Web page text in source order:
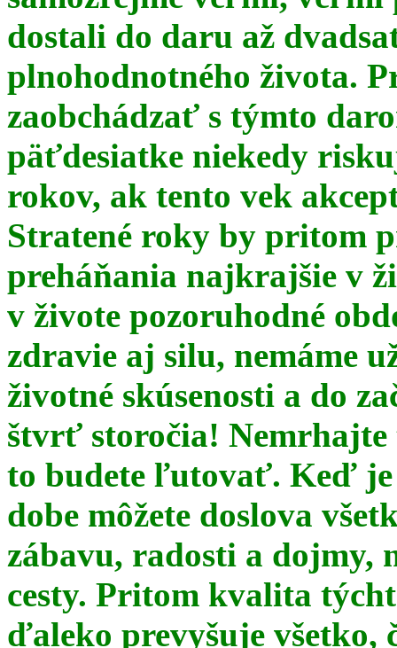
dostali do daru až
plnohodnotného života.
zaobchádzať s týmto
päťdesiatke niekedy
rokov, ak tento vek
Stratené roky by pritom
preháňania najkrajšie v
v živote pozoruhodné
zdravie aj silu, nemáme
životné skúsenosti a do
štvrť storočia!
to budete ľutovať. Keď je
dobe môžete doslova
zábavu, radosti a dojmy,
cesty. Pritom kvalita
ďaleko prevyšuje všetko,